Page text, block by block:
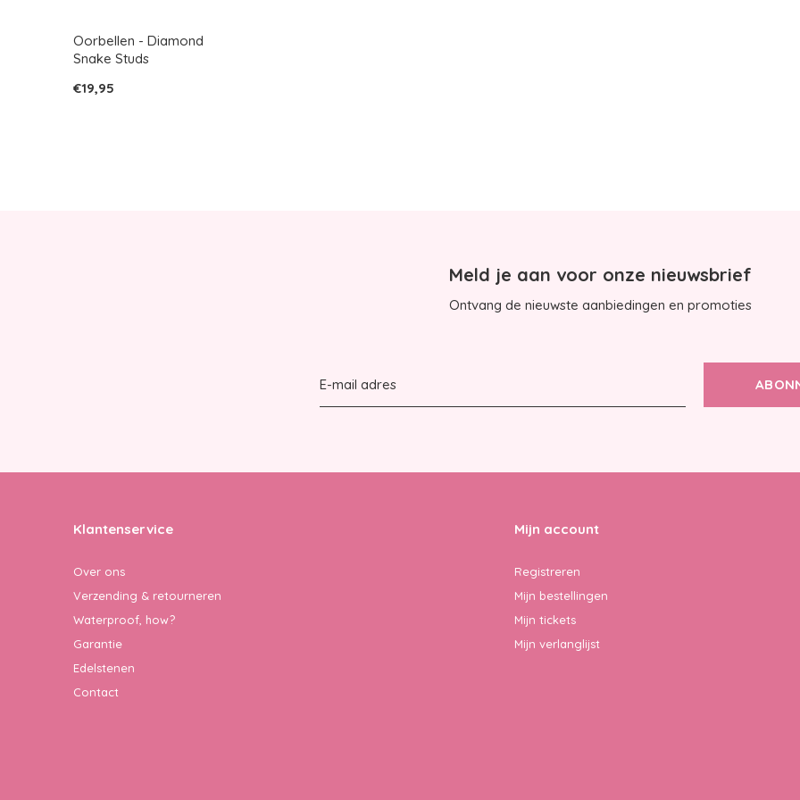
Oorbellen - Diamond
Snake Studs
€19,95
Meld je aan voor onze nieuwsbrief
Ontvang de nieuwste aanbiedingen en promoties
Klantenservice
Over ons
Verzending & retourneren
Waterproof, how?
Garantie
Edelstenen
Contact
Mijn account
Registreren
Mijn bestellingen
Mijn tickets
Mijn verlanglijst